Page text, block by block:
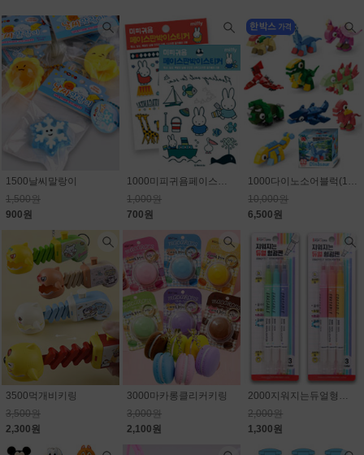
1500날씨말랑이
1,500원
900원
1000미피귀욤페이스판박이스티커
1,000원
700원
1000다이노소어블럭(10종) 1개650원
10,000원
6,500원
3500먹개비키링
3,500원
2,300원
3000마카롱클리커키링
3,000원
2,100원
2000지워지는듀얼형광펜
2,000원
1,300원